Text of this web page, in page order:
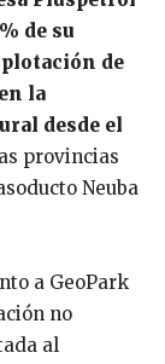
de su
de
la
desde el
provincias
Neuba
a GeoPark
no
al